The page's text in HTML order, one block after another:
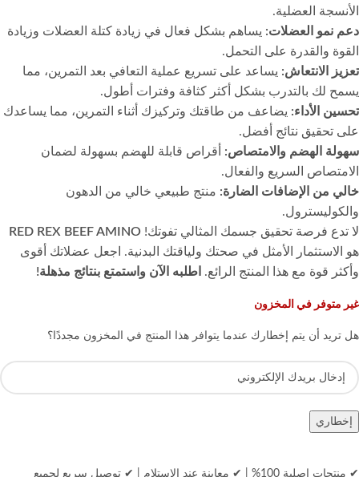
الأنسجة العضلية.
دعم نمو العضلات: يساهم بشكل فعال في زيادة كتلة العضلات وزيادة
القوة والقدرة على التحمل.
تعزيز الانتعاش: يساعد على تسريع عملية التعافي بعد التمرين، مما
يسمح لك بالتدرب بشكل أكثر كثافة وفترات أطول.
تحسين الأداء: يضاعف من طاقتك وتركيزك أثناء التمرين، مما يساعدك
على تحقيق نتائج أفضل.
سهولة الهضم والامتصاص: أقراص قابلة للهضم بسهولة لضمان
الامتصاص السريع والفعال.
خالي من الإضافات الضارة: منتج طبيعي خالي من الدهون
والكوليسترول.
لا تدع فرصة تحقيق جسمك المثالي تفوتك! RED REX BEEF AMINO
هو الاستثمار الأمثل في صحتك ولياقتك البدنية. اجعل عضلاتك أقوى
وأكثر قوة مع هذا المنتج الرائع. اطلبه الآن واستمتع بنتائج مذهلة!
غير متوفر في المخزون
هل تريد أن يتم إخطارك عندما يتوافر هذا المنتج في المخزون مجددًا؟
إخطاري
✔ منتجات اصلية 100% ✔ معاينة عند الاستلام
✔ توصيل سريع لجميع